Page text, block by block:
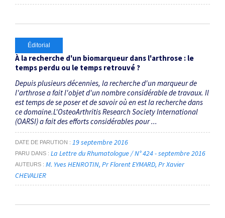
Éditorial
À la recherche d'un biomarqueur dans l'arthrose : le
temps perdu ou le temps retrouvé ?
Depuis plusieurs décennies, la recherche d'un marqueur de
l'arthrose a fait l'objet d'un nombre considérable de travaux. Il
est temps de se poser et de savoir où en est la recherche dans
ce domaine.L'OsteoArthritis Research Society International
(OARSI) a fait des efforts considérables pour ...
DATE DE PARUTION 19 septembre 2016
PARU DANS La Lettre du Rhumatologue / N° 424 - septembre 2016
AUTEURS M. Yves HENROTIN Pr Florent EYMARD Pr Xavier
CHEVALIER